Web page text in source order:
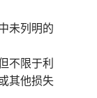
未列明的
不限于利
其他损失